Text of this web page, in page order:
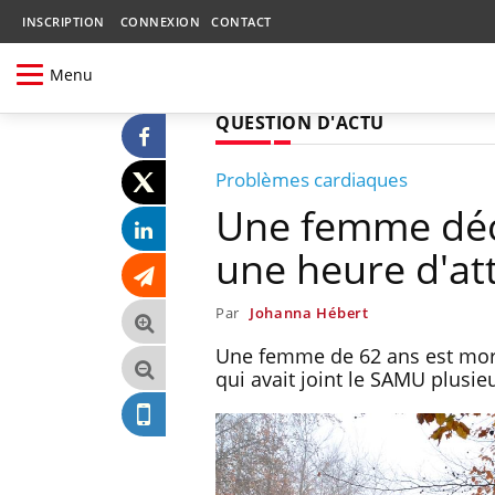
INSCRIPTION CONNEXION CONTACT
Menu
QUESTION D'ACTU
Problèmes cardiaques
Une femme
une heure
Par Johanna Hébert
Une femme de 62 ans est
qui avait joint le SAMU